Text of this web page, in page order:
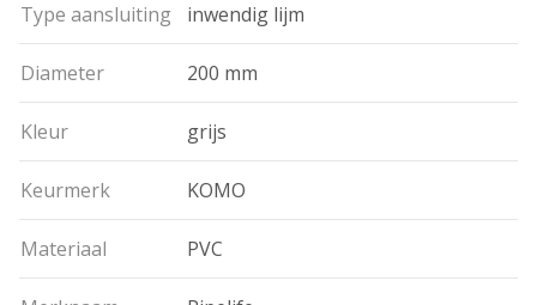
Type aansluiting inwendig lijm
Diameter 200 mm
Kleur grijs
Keurmerk KOMO
Materiaal PVC